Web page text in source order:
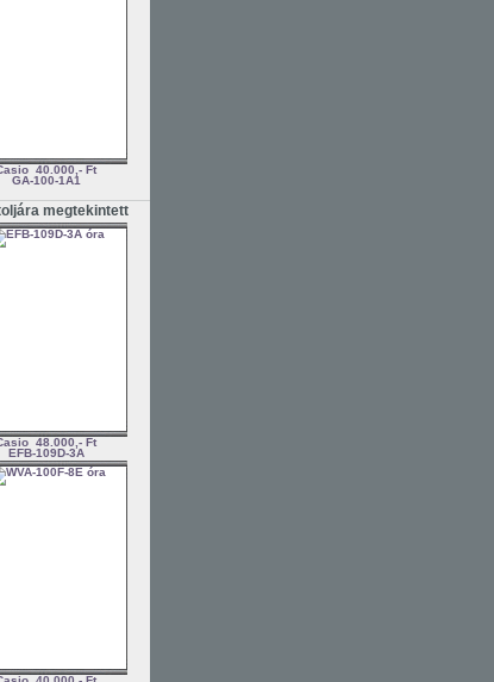
40.000,- Ft
GA-100-1A1
megtekintett
48.000,- Ft
EFB-109D-3A